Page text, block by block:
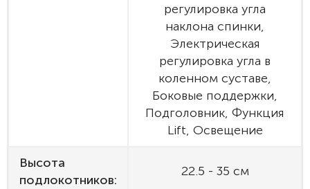
регулировка угла
наклона спинки,
Электрическая
регулировка угла в
коленном суставе,
Боковые поддержки,
Подголовник, Функция
Lift, Освещение
Высота
подлокотников:
22.5 - 35 см